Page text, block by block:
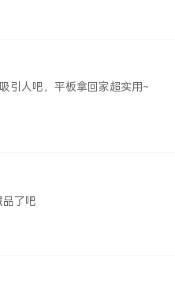
引人吧，平板拿回家超实用~
了吧